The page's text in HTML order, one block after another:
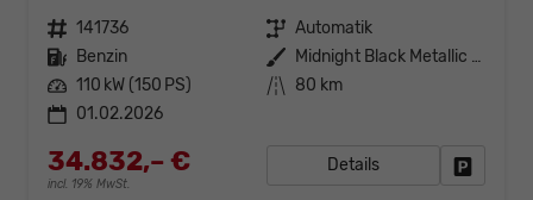
Fahrzeugnr. 141736 Getriebe Automatik
Kraftstoff Benzin Außenfarbe
Midnight Black Metallic (0E)
Leistung 110 kW (150 PS) Kilometerstand 80 km
01.02.2026
34.832,– €
incl. 19% MwSt.
Details